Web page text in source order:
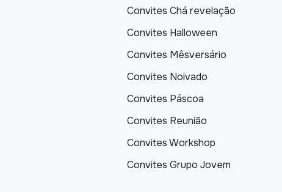
Convites Chá revelação
Convites Halloween
Convites Mêsversário
Convites Noivado
Convites Páscoa
Convites Reunião
Convites Workshop
Convites Grupo Jovem